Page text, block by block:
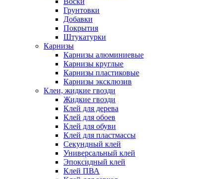
Грунтовки
Добавки
Покрытия
Штукатурки
Карнизы
Карнизы алюминиевые
Карнизы круглые
Карнизы пластиковые
Карнизы эксклюзив
Клеи, жидкие гвозди
Жидкие гвозди
Клей для дерева
Клей для обоев
Клей для обуви
Клей для пластмассы
Секундный клей
Универсальный клей
Эпоксидный клей
Клей ПВА